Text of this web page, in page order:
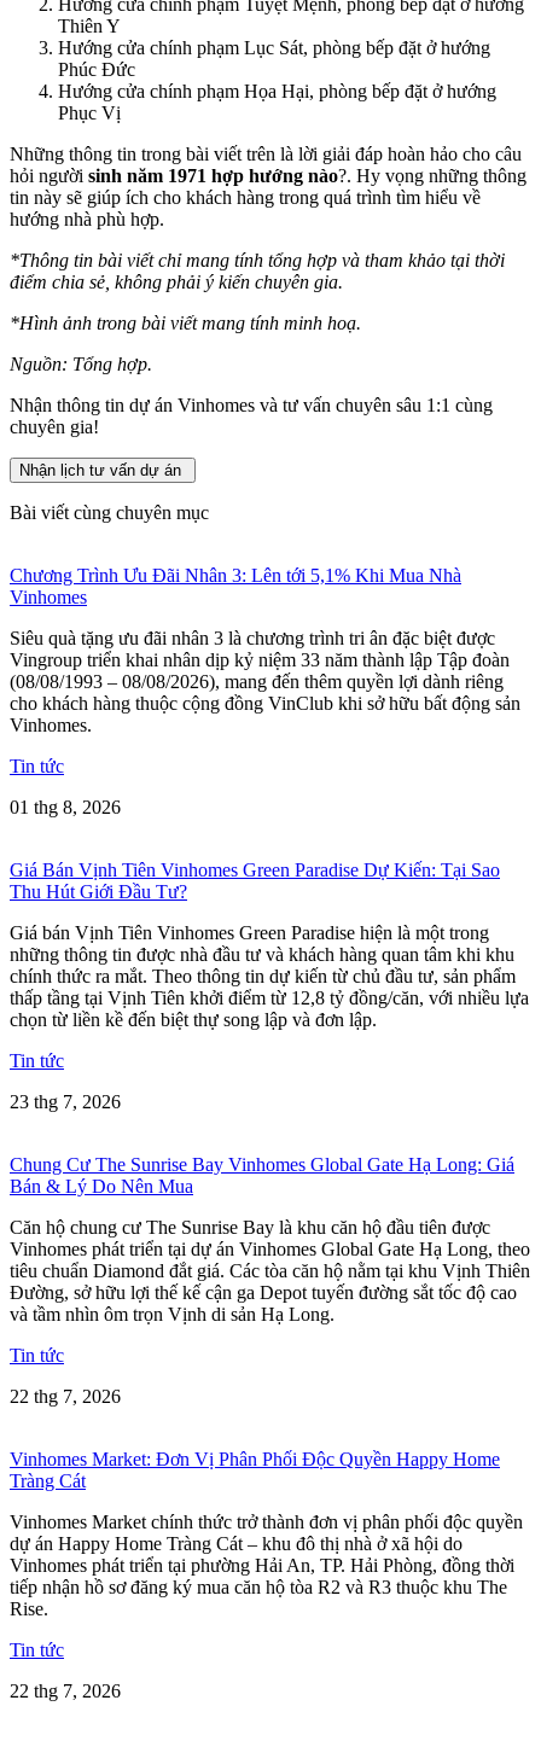
Thiên Y
Hướng cửa chính phạm Lục Sát, phòng bếp đặt ở hướng
Phúc Đức
Hướng cửa chính phạm Họa Hại, phòng bếp đặt ở hướng
Phục Vị
Những thông tin trong bài viết trên là lời giải đáp hoàn hảo cho câu
hỏi người sinh năm 1971 hợp hướng nào?. Hy vọng những thông
tin này sẽ giúp ích cho khách hàng trong quá trình tìm hiểu về
hướng nhà phù hợp.
*Thông tin bài viết chỉ mang tính tổng hợp và tham khảo tại thời
điểm chia sẻ, không phải ý kiến chuyên gia.
*Hình ảnh trong bài viết mang tính minh hoạ.
Nguồn: Tổng hợp.
Nhận thông tin dự án Vinhomes và tư vấn chuyên sâu 1:1 cùng
chuyên gia!
Nhận lịch tư vấn dự án
Bài viết cùng chuyên mục
Chương Trình Ưu Đãi Nhân 3: Lên tới 5,1% Khi Mua Nhà
Vinhomes
Siêu quà tặng ưu đãi nhân 3 là chương trình tri ân đặc biệt được
Vingroup triển khai nhân dịp kỷ niệm 33 năm thành lập Tập đoàn
(08/08/1993 – 08/08/2026), mang đến thêm quyền lợi dành riêng
cho khách hàng thuộc cộng đồng VinClub khi sở hữu bất động sản
Vinhomes.
Tin tức
01 thg 8, 2026
Giá Bán Vịnh Tiên Vinhomes Green Paradise Dự Kiến: Tại Sao
Thu Hút Giới Đầu Tư?
Giá bán Vịnh Tiên Vinhomes Green Paradise hiện là một trong
những thông tin được nhà đầu tư và khách hàng quan tâm khi khu
chính thức ra mắt. Theo thông tin dự kiến từ chủ đầu tư, sản phẩm
thấp tầng tại Vịnh Tiên khởi điểm từ 12,8 tỷ đồng/căn, với nhiều lựa
chọn từ liền kề đến biệt thự song lập và đơn lập.
Tin tức
23 thg 7, 2026
Chung Cư The Sunrise Bay Vinhomes Global Gate Hạ Long: Giá
Bán & Lý Do Nên Mua
Căn hộ chung cư The Sunrise Bay là khu căn hộ đầu tiên được
Vinhomes phát triển tại dự án Vinhomes Global Gate Hạ Long, theo
tiêu chuẩn Diamond đắt giá. Các tòa căn hộ nằm tại khu Vịnh Thiên
Đường, sở hữu lợi thế kế cận ga Depot tuyến đường sắt tốc độ cao
và tầm nhìn ôm trọn Vịnh di sản Hạ Long.
Tin tức
22 thg 7, 2026
Vinhomes Market: Đơn Vị Phân Phối Độc Quyền Happy Home
Tràng Cát
Vinhomes Market chính thức trở thành đơn vị phân phối độc quyền
dự án Happy Home Tràng Cát – khu đô thị nhà ở xã hội do
Vinhomes phát triển tại phường Hải An, TP. Hải Phòng, đồng thời
tiếp nhận hồ sơ đăng ký mua căn hộ tòa R2 và R3 thuộc khu The
Rise.
Tin tức
22 thg 7, 2026